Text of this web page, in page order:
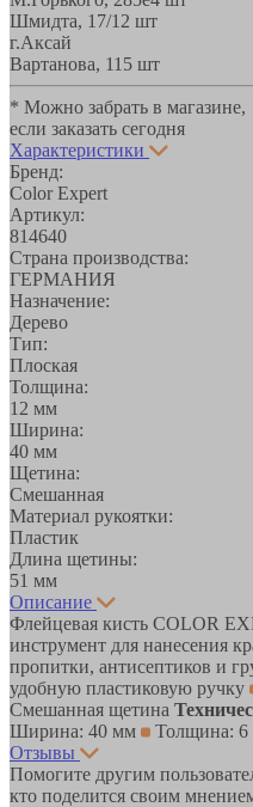
Шмидта, 17/1 2 шт
г.Аксай
Вартанова, 11 5 шт
* Можно забрать в магазине,
если заказать сегодня
Характеристики
Бренд:
Color Expert
Артикул:
814640
Страна производства:
ГЕРМАНИЯ
Назначение:
Дерево
Тип:
Плоская
Толщина:
12 мм
Ширина:
40 мм
Щетина:
Смешанная
Материал рукоятки:
Пластик
Длина щетины:
51 мм
Описание
Флейцевая кисть COLOR
инструмент для нанесения
пропитки, антисептиков и
удобную пластиковую ручку
Смешанная щетина
Ширина: 40 мм
Толщина:
Отзывы
Помогите другим
кто поделится своим